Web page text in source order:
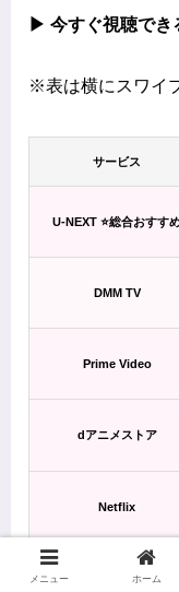
▶ 今すぐ視聴でき
※表は横にスワイ
サービス
U-NEXT ⭐総合おすす
DMM TV
Prime Video
dアニメストア
Netflix
メニュー ホーム